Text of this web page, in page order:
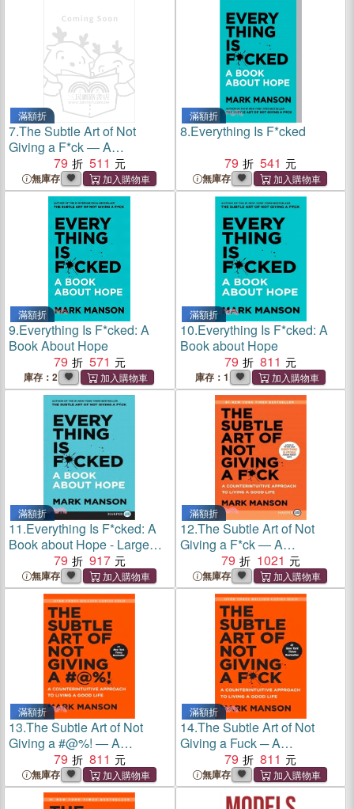
滿額折
7.The Subtle Art of Not
Giving a F*ck ― A
Counterintuitive Approach to
Living a Good Life
79 511
無庫存
滿額折
8.Everything Is F*cked
79
541
無庫存
滿額折
9.Everything Is F*cked: A
Book About Hope
79
571
庫存：2
滿額折
10.Everything Is F*cked: A
Book about Hope
79
811
庫存：1
滿額折
11.Everything Is F*cked: A
Book about Hope - Large
79 917
無庫存
滿額折
12.The Subtle Art of Not
Giving a F*ck ― A
Counterintuitive Approach to
Living a Good Life
79 1021
無庫存
滿額折
13.The Subtle Art of Not
Giving a #@%! ― A
Counterintuitive Approach to
Living a Good Life
79 811
無庫存
滿額折
14.The Subtle Art of Not
Giving a Fuck ─ A
Counterintuitive Approach to
Living a Good Life
79 811
無庫存